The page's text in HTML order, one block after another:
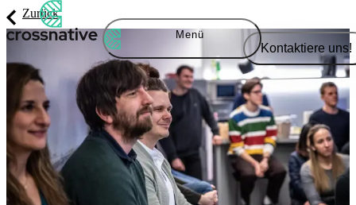
Kontaktiere uns!
Menü
Zurück